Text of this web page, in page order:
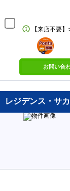
【来店不要
ポンタ
部屋
お問い合
レジデンス・サ